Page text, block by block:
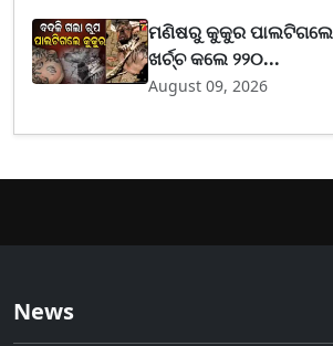
ମଣିଷରୁ କୁକୁର ପାଲଟିଗଲେ
ଖର୍ଚ୍ଚ କଲେ ୨୨୦...
August 09, 2026
News